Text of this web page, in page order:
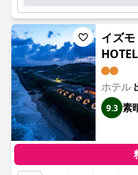
駐車場も好評で、ゲスト
れています。広くてフラッ
車やバイクで旅行する人に
最後に、ホテルのベッドは
り、快適なマットレスと高
す。ツインルームは広さと
体験の注目すべきハイライ
全体として、出雲ロイヤ
ービスが評価されており
とって好ましい選択肢とな
イズ
ホテル
9.3 素